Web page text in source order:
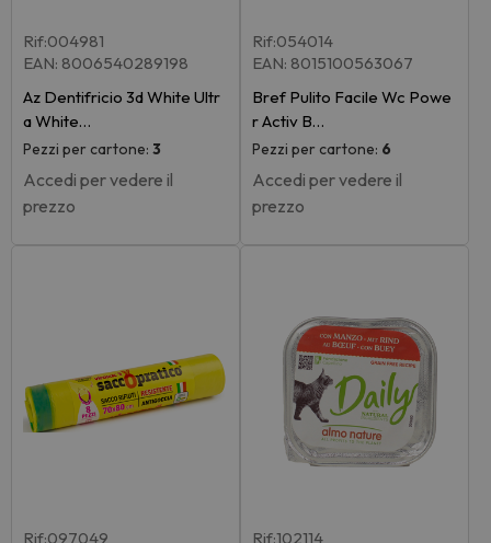
Rif:004981
EAN: 8006540289198
Az Dentifricio 3d White Ultr
a White…
Pezzi per cartone: 3
Accedi per vedere il
prezzo
Rif:054014
EAN: 8015100563067
Bref Pulito Facile Wc Powe
r Activ B…
Pezzi per cartone: 6
Accedi per vedere il
prezzo
Rif:097049
Rif:102114